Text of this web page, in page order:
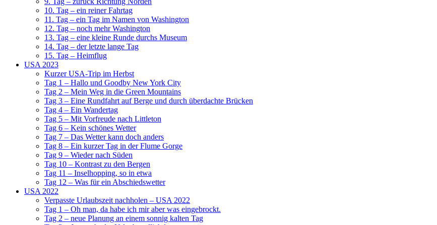
10. Tag – ein reiner Fahrtag
11. Tag – ein Tag im Namen von Washington
12. Tag – noch mehr Washington
13. Tag – eine kleine Runde durchs Museum
14. Tag – der letzte lange Tag
15. Tag – Heimflug
USA 2023
Kurzer USA-Trip im Herbst
Tag 1 – Hallo und Goodby New York City
Tag 2 – Mein Weg in die Green Mountains
Tag 3 – Eine Rundfahrt auf Berge und durch überdachte Brücken
Tag 4 – Ein Wandertag
Tag 5 – Mit Vorfreude nach Littleton
Tag 6 – Kein schönes Wetter
Tag 7 – Das Wetter kann doch anders
Tag 8 – Ein kurzer Tag in der Flume Gorge
Tag 9 – Wieder nach Süden
Tag 10 – Kontrast zu den Bergen
Tag 11 – Inselhopping, so in etwa
Tag 12 – Was für ein Abschiedswetter
USA 2022
Verpasste Urlaubszeit nachholen – USA 2022
Tag 1 – Oh man, da habe ich mir aber was eingebrockt.
Tag 2 – neue Planung an einem sonnig kalten Tag